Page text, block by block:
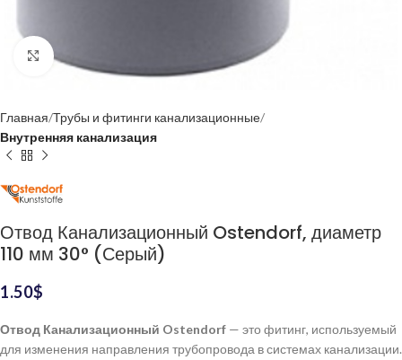
Нажмите, чтобы увеличить
Главная Трубы и фитинги канализационные
Внутренняя канализация
Отвод Канализационный Ostendorf, диаметр
110 мм 30° (Серый)
1.50$
Отвод Канализационный Ostendorf — это фитинг, используемый
для изменения направления трубопровода в системах канализации.